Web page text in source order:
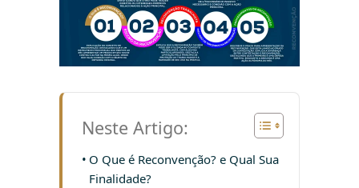
Neste Artigo:
O Que é Reconvenção? e Qual Sua
Finalidade?